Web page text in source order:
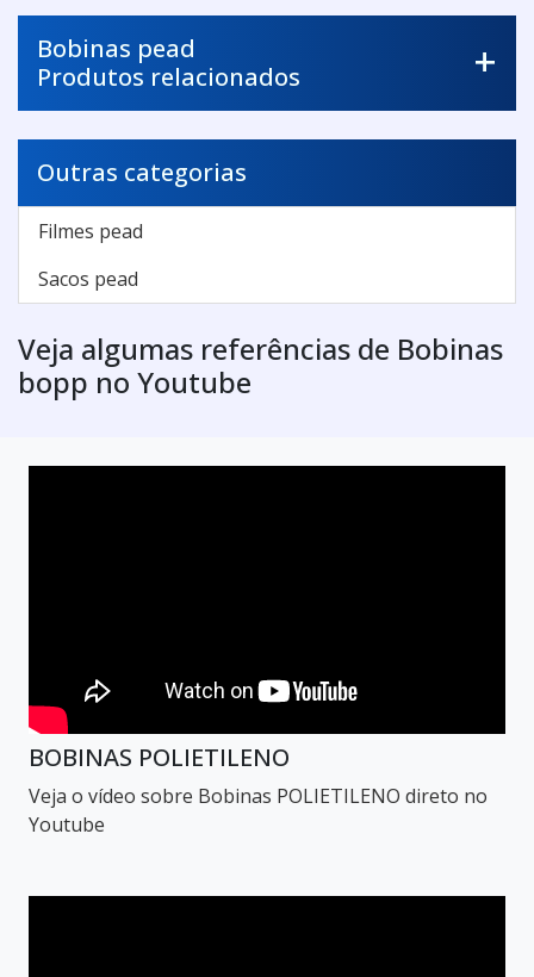
Bobinas pead
Produtos relacionados
Outras categorias
Filmes pead
Sacos pead
Veja algumas referências de Bobinas
bopp no Youtube
BOBINAS POLIETILENO
Veja o vídeo sobre Bobinas POLIETILENO direto no
Youtube